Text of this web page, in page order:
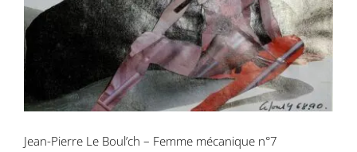
Jean-Pierre Le Boul’ch – Femme
mécanique n°7
Jean-Pierre Le Boul’ch – Femme mécanique n°7